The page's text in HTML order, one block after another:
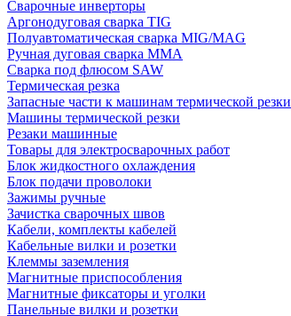
Сварочные инверторы
Аргонодуговая сварка TIG
Полуавтоматическая сварка MIG/MAG
Ручная дуговая сварка MMA
Сварка под флюсом SAW
Термическая резка
Запасные части к машинам термической резки
Машины термической резки
Резаки машинные
Товары для электросварочных работ
Блок жидкостного охлаждения
Блок подачи проволоки
Зажимы ручные
Зачистка сварочных швов
Кабели, комплекты кабелей
Кабельные вилки и розетки
Клеммы заземления
Магнитные приспособления
Магнитные фиксаторы и уголки
Панельные вилки и розетки